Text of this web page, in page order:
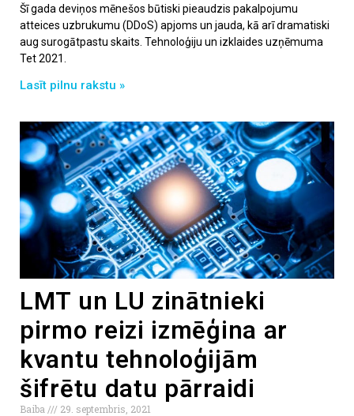
Šī gada deviņos mēnešos būtiski pieaudzis pakalpojumu
atteices uzbrukumu (DDoS) apjoms un jauda, kā arī dramatiski
aug surogātpastu skaits. Tehnoloģiju un izklaides uzņēmuma
Tet 2021.
Lasīt pilnu rakstu »
LMT un LU zinātnieki
pirmo reizi izmēģina ar
kvantu tehnoloģijām
šifrētu datu pārraidi
Baiba
29. septembris, 2021